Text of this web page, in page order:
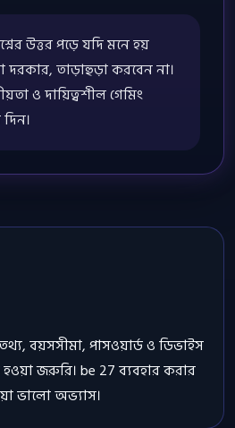
উত্তর পড়ে যদি মনে হয়
তাড়াহুড়া করবেন না।
ও দায়িত্বশীল গেমিং
বয়সসীমা, পাসওয়ার্ড ও ডিভাইস
হওয়া জরুরি। be 27 ব্যবহার করার
ভালো অভ্যাস।